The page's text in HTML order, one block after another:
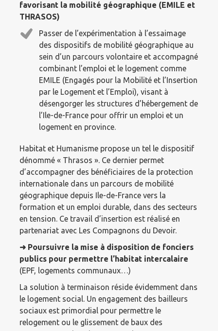
favorisant la mobilité géographique (EMILE et
THRASOS)
Passer de l’expérimentation à l’essaimage
des dispositifs de mobilité géographique au
sein d’un parcours volontaire et accompagné
combinant l’emploi et le logement comme
EMILE (Engagés pour la Mobilité et l’Insertion
par le Logement et l’Emploi), visant à
désengorger les structures d’hébergement de
l’Ile-de-France pour offrir un emploi et un
logement en province.
Habitat et Humanisme propose un tel le dispositif
dénommé « Thrasos ». Ce dernier permet
d’accompagner des bénéficiaires de la protection
internationale dans un parcours de mobilité
géographique depuis Ile-de-France vers la
formation et un emploi durable, dans des secteurs
en tension. Ce travail d’insertion est réalisé en
partenariat avec Les Compagnons du Devoir.
➜ Poursuivre la mise à disposition de fonciers
publics pour permettre l’habitat intercalaire
(EPF, logements communaux…)
La solution à terminaison réside évidemment dans
le logement social. Un engagement des bailleurs
sociaux est primordial pour permettre le
relogement ou le glissement de baux des